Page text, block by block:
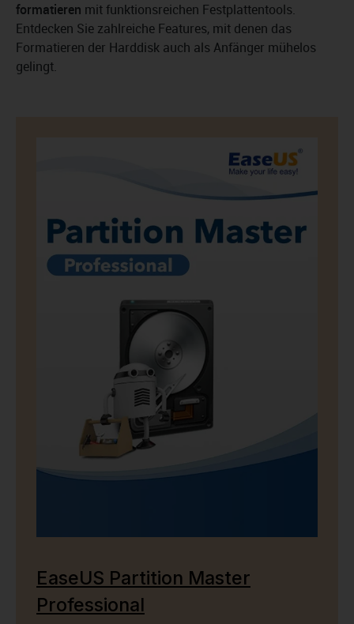
formatieren mit funktionsreichen Festplattentools.
Entdecken Sie zahlreiche Features, mit denen das
Formatieren der Harddisk auch als Anfänger mühelos
gelingt.
EaseUS Partition Master
Professional